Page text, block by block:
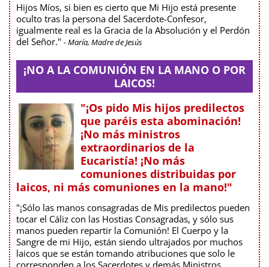
Hijos Míos, si bien es cierto que Mi Hijo está presente
oculto tras la persona del Sacerdote-Confesor,
igualmente real es la Gracia de la Absolución y el Perdón
del Señor." - María, Madre de Jesús
¡NO A LA COMUNIÓN EN LA MANO O POR
LAICOS!
"¡Os pido Mis hijos predilectos
que paréis esta abominación!
¡No más ministros
extraordinarios de la
Eucaristía! ¡No más
comuniones distribuidas por
laicos, ni más comuniones en la mano!"
"¡Sólo las manos consagradas de Mis predilectos pueden
tocar el Cáliz con las Hostias Consagradas, y sólo sus
manos pueden repartir la Comunión! El Cuerpo y la
Sangre de mi Hijo, están siendo ultrajados por muchos
laicos que se están tomando atribuciones que solo le
corresponden a los Sacerdotes y demás Ministros